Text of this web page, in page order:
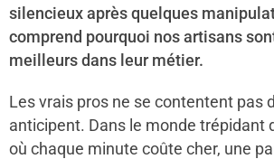
silencieux après quelques
comprend pourquoi nos artisans
meilleurs dans leur métier.
Les vrais pros ne se contentent pas
anticipent. Dans le monde trépidant
où chaque minute coûte cher, une